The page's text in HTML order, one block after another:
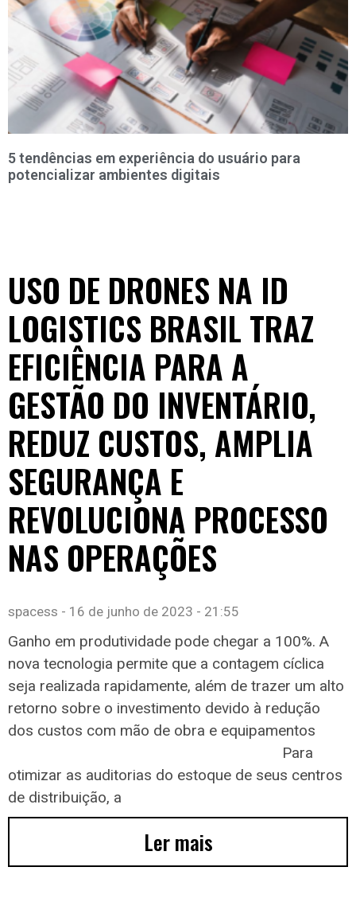
5 tendências em experiência do usuário para
potencializar ambientes digitais
USO DE DRONES NA ID
LOGISTICS BRASIL TRAZ
EFICIÊNCIA PARA A
GESTÃO DO INVENTÁRIO,
REDUZ CUSTOS, AMPLIA
SEGURANÇA E
REVOLUCIONA PROCESSO
NAS OPERAÇÕES
spacess 16 de junho de 2023 21:55
Ganho em produtividade pode chegar a 100%. A
nova tecnologia permite que a contagem cíclica
seja realizada rapidamente, além de trazer um alto
retorno sobre o investimento devido à redução
dos custos com mão de obra e equipamentos
Para
otimizar as auditorias do estoque de seus centros
de distribuição, a
Ler mais